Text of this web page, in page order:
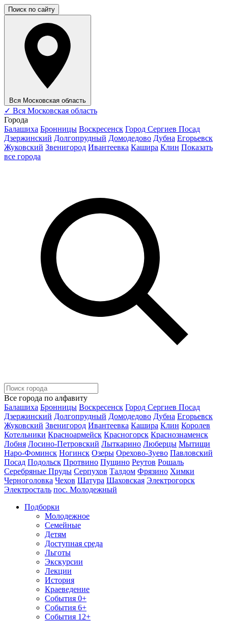
Поиск по сайту
Вся Московская область
✓ Вся Московская область
Города
Балашиха Бронницы Воскресенск Город Сергиев Посад
Дзержинский Долгопрудный Домодедово Дубна Егорьевск
Жуковский Звенигород Ивантеевка Кашира Клин Показать
все города
Все города по алфавиту
Балашиха Бронницы Воскресенск Город Сергиев Посад
Дзержинский Долгопрудный Домодедово Дубна Егорьевск
Жуковский Звенигород Ивантеевка Кашира Клин Королев
Котельники Красноармейск Красногорск Краснознаменск
Лобня Лосино-Петровский Лыткарино Люберцы Мытищи
Наро-Фоминск Ногинск Озеры Орехово-Зуево Павловский
Посад Подольск Протвино Пущино Реутов Рошаль
Серебряные Пруды Серпухов Талдом Фрязино Химки
Черноголовка Чехов Шатура Шаховская Электрогорск
Электросталь пос. Молодежный
Подборки
Молодежное
Семейные
Детям
Доступная среда
Льготы
Экскурсии
Лекции
История
Краеведение
События 0+
События 6+
События 12+